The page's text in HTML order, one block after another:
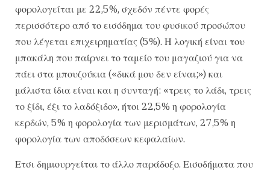
φορολογείται με 22,5%, σχεδόν πέντε φορές
περισσότερο από το εισόδημα του φυσικού προσώπου
που λέγεται επιχειρηματίας (5%). Η λογική είναι του
μπακάλη που παίρνει το ταμείο του μαγαζιού για να
πάει στα μπουζούκια («δικά μου δεν είναι;») και
μάλιστα ίδια είναι και η συνταγή: «τρεις το λάδι, τρεις
το ξίδι, έξι το λαδόξιδο», ήτοι 22,5% η φορολογία
κερδών, 5% η φορολογία των μερισμάτων, 27,5% η
φορολογία των αποδόσεων κεφαλαίων.
Ετσι δημιουργείται το άλλο παράδοξο. Εισοδήματα που